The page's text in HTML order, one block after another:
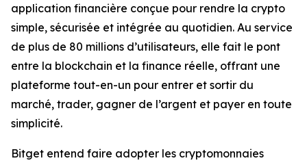
application financière conçue pour rendre la crypto
simple, sécurisée et intégrée au quotidien. Au service
de plus de 80 millions d’utilisateurs, elle fait le pont
entre la blockchain et la finance réelle, offrant une
plateforme tout-en-un pour entrer et sortir du
marché, trader, gagner de l’argent et payer en toute
simplicité.
Bitget entend faire adopter les cryptomonnaies